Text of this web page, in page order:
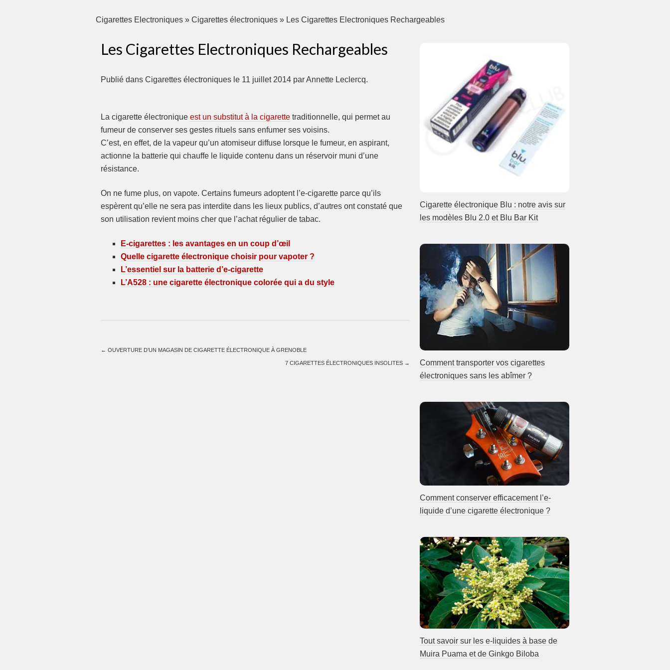
Cigarettes Electroniques » Cigarettes électroniques » Les Cigarettes Electroniques Rechargeables
Les Cigarettes Electroniques Rechargeables
Publié dans Cigarettes électroniques le 11 juillet 2014 parAnnette Leclercq.
La cigarette électronique est un substitut à la cigarette traditionnelle, qui permet au
fumeur de conserver ses gestes rituels sans enfumer ses voisins.
C’est, en effet, de la vapeur qu’un atomiseur diffuse lorsque le fumeur, en aspirant,
actionne la batterie qui chauffe le liquide contenu dans un réservoir muni d’une
résistance.
On ne fume plus, on vapote. Certains fumeurs adoptent l’e-cigarette parce qu’ils
espèrent qu’elle ne sera pas interdite dans les lieux publics, d’autres ont constaté que
son utilisation revient moins cher que l’achat régulier de tabac.
E-cigarettes : les avantages en un coup d’œil
Quelle cigarette électronique choisir pour vapoter ?
L’essentiel sur la batterie d’e-cigarette
L’A528 : une cigarette électronique colorée qui a du style
← OUVERTURE D’UN MAGASIN DE CIGARETTE ÉLECTRONIQUE À GRENOBLE
7 CIGARETTES ÉLECTRONIQUES INSOLITES →
Cigarette électronique Blu : notre avis sur
les modèles Blu 2.0 et Blu Bar Kit
Comment transporter vos cigarettes
électroniques sans les abîmer ?
Comment conserver efficacement l’e-
liquide d’une cigarette électronique ?
Tout savoir sur les e-liquides à base de
Muira Puama et de Ginkgo Biloba